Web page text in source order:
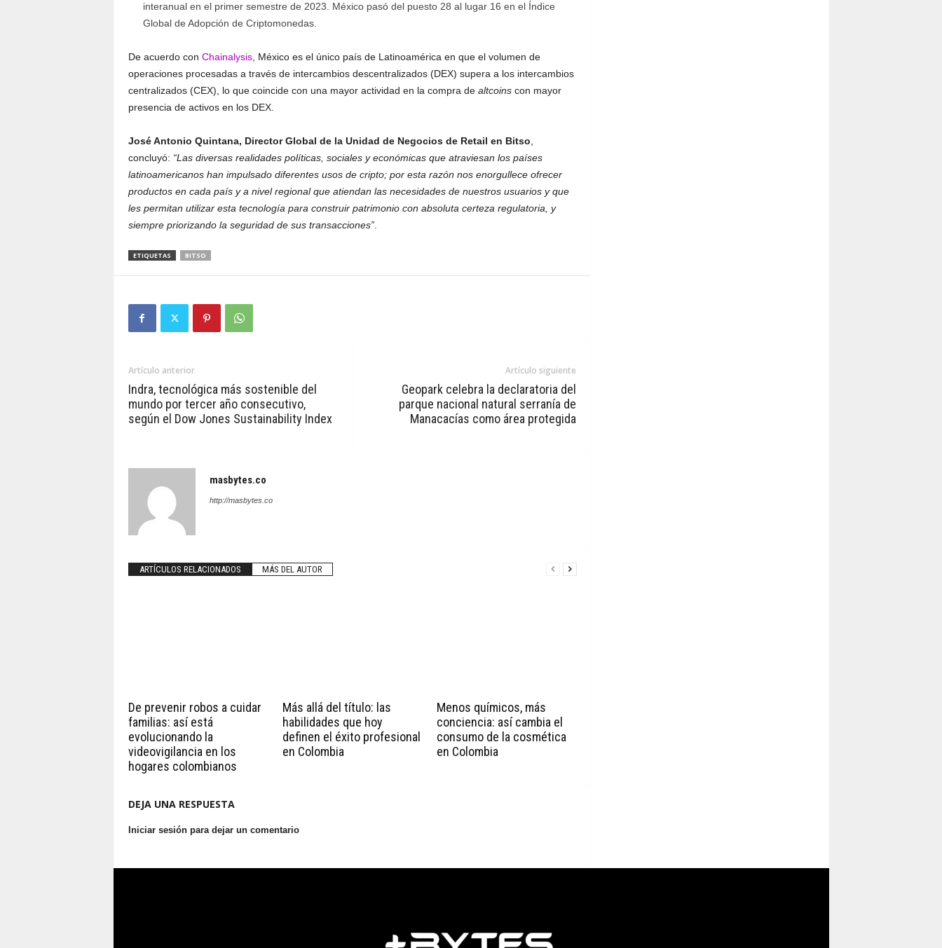
interanual en el primer semestre de 2023. México pasó del puesto 28 al lugar 16 en el Índice
Global de Adopción de Criptomonedas.
De acuerdo con Chainalysis, México es el único país de Latinoamérica en que el volumen de
operaciones procesadas a través de intercambios descentralizados (DEX) supera a los intercambios
centralizados (CEX), lo que coincide con una mayor actividad en la compra de altcoinscon mayor
presencia de activos en los DEX.
José Antonio Quintana, Director Global de la Unidad de Negocios de Retail en Bitso
concluyó: “Las diversas realidades políticas, sociales y económicas que atraviesan los países
latinoamericanos han impulsado diferentes usos de cripto; por esta razón nos enorgullece ofrecer
productos en cada país y a nivel regional que atiendan las necesidades de nuestros usuarios y que
les permitan utilizar esta tecnología para construir patrimonio con absoluta certeza regulatoria, y
siempre priorizando la seguridad de sus transacciones”.
ETIQUETAS BITSO
Artículo anterior
Indra, tecnológica más sostenible del
mundo por tercer año consecutivo,
según el Dow Jones Sustainability Index
Artículo siguiente
Geopark celebra la declaratoria del
parque nacional natural serranía de
Manacacías como área protegida
masbytes.co
http://masbytes.co
ARTÍCULOS RELACIONADOS MÁS DEL AUTOR
De prevenir robos a cuidar
familias: así está
evolucionando la
videovigilancia en los
hogares colombianos
Más allá del título: las
habilidades que hoy
definen el éxito profesional
en Colombia
Menos químicos, más
conciencia: así cambia el
consumo de la cosmética
en Colombia
DEJA UNA RESPUESTA
Iniciar sesión para dejar un comentario